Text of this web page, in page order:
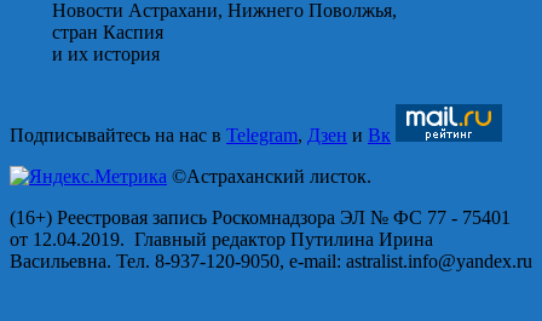
Новости Астрахани, Нижнего Поволжья,
стран Каспия
и их история
Подписывайтесь на нас в Telegram, Дзен и Вк
©Астраханский листок.
(16+) Реестровая запись Роскомнадзора ЭЛ № ФС 77 - 75401
от 12.04.2019. Главный редактор Путилина Ирина
Васильевна. Тел. 8-937-120-9050, e-mail: astralist.info@yandex.ru